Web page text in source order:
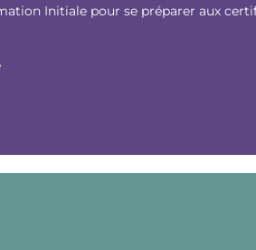
Initiale pour se préparer aux